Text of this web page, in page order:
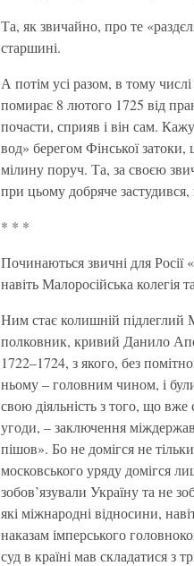
Та, як звичайно, про те
старшині.
А потім усі разом, в тому
помирає 8 лютого 1725 від
почасти, сприяв і він сам.
вод» берегом Фінської
мілину поруч. Та, за своєю
при цьому добряче
* * *
Починаються звичні для Росії
навіть Малоросійська колегія
Ним стає колишній підлеглий
полковник, кривий Данило
1722–1724, з якого, без
ньому – головним чином, і
свою діяльність з того, що
угоди, – заключення
пішов». Бо не домігся не
московського уряду домігся
зобов’язували Україну та не
які міжнародні відносини,
наказам імперського
суд в країні мав складатися з